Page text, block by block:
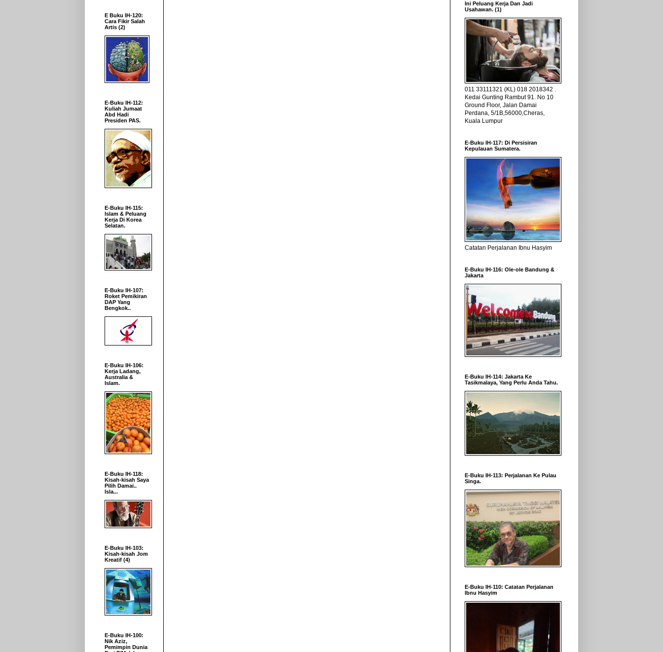
E Buku IH-120:
Cara Fikir Salah
Artis (2)
E-Buku IH-112:
Kuliah Jumaat
Abd Hadi
Presiden PAS.
E-Buku IH-115:
Islam & Peluang
Kerja Di Korea
Selatan.
E-Buku IH-107:
Roket Pemikiran
DAP Yang
Bengkok..
E-Buku IH-106:
Kerja Ladang,
Australia &
Islam.
E-Buku IH-118:
Kisah-kisah Saya
Pilih Damai..
Isla...
E-Buku IH-103:
Kisah-kisah Jom
Kreatif (4)
E-Buku IH-100:
Nik Aziz,
Pemimpin Dunia
Ini Peluang Kerja Dan Jadi
Usahawan. (1)
011 33111321 (KL) 018 2018342 .
Kedai Gunting Rambut 91. No 10
Ground Floor, Jalan Damai
Perdana, 5/1B,56000,Cheras,
Kuala Lumpur
E-Buku IH-117: Di Persisiran
Kepulauan Sumatera.
Catatan Perjalanan Ibnu Hasyim
E-Buku IH-116: Ole-ole Bandung &
Jakarta
E-Buku IH-114: Jakarta Ke
Tasikmalaya, Yang Perlu Anda Tahu.
E-Buku IH-113: Perjalanan Ke Pulau
Singa.
E-Buku IH-110: Catatan Perjalanan
Ibnu Hasyim